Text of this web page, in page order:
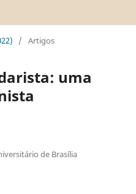
/ Artigos
uma
de Brasília